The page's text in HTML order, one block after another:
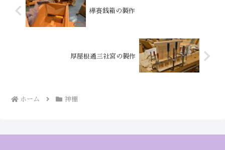
欅賽銭箱の製作
厚屋根通三社宮の製作
ホーム 神棚